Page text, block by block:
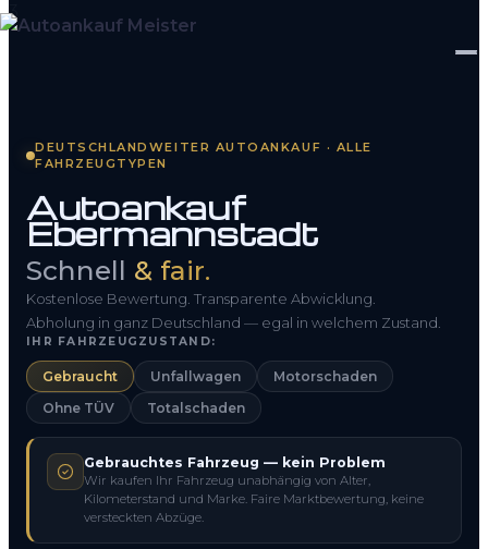
So funktioniert’s
Kontakt
FAQ
0800 1553 5546
DEUTSCHLANDWEITER AUTOANKAUF · ALLE
FAHRZEUGTYPEN
Autoankauf
Ebermannstadt
Schnell & fair.
Kostenlose Bewertung. Transparente Abwicklung.
Abholung in ganz Deutschland — egal in welchem Zustand.
IHR FAHRZEUGZUSTAND:
Gebraucht Unfallwagen
Motorschaden
Ohne TÜV
Totalschaden
Gebrauchtes Fahrzeug — kein Problem
Wir kaufen Ihr Fahrzeug unabhängig von Alter,
Kilometerstand und Marke. Faire Marktbewertung, keine
versteckten Abzüge.